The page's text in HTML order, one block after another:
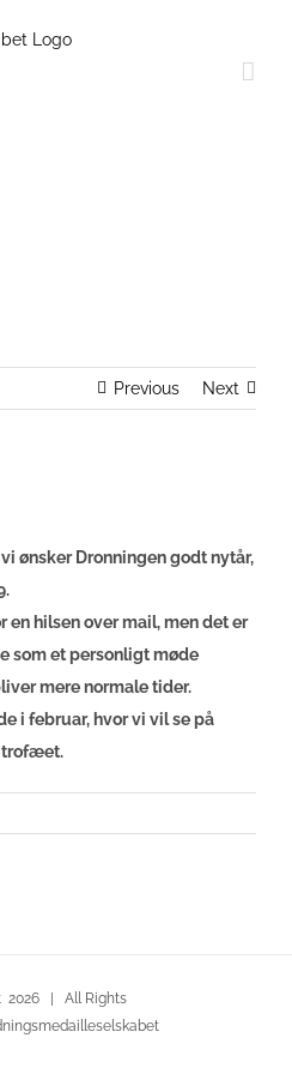
Previous Next
ønsker Dronningen godt nytår,
en hilsen over mail, men det er
som et personligt møde
mere normale tider.
i februar, hvor vi vil se på
trofæet.
2026 | All Rights